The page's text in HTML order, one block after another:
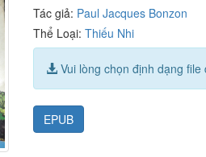
Tác giả: Paul Jacques Bonzon
Thể Loại:Thiếu Nhi
Vui lòng chọn định dạng
EPUB